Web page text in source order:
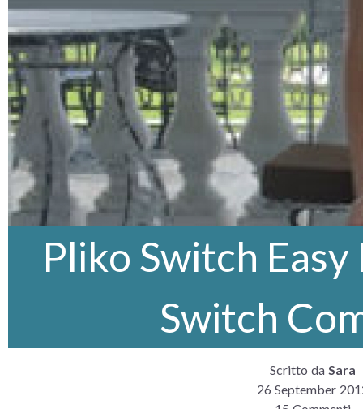
Pliko Switch
Switch
Scritto da Sara
26 September